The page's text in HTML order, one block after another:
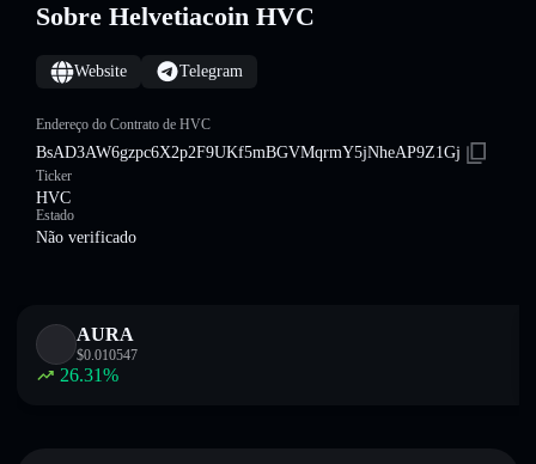
Sobre Helvetiacoin HVC
Website Telegram
Endereço do Contrato de HVC
BsAD3AW6gzpc6X2p2F9UKf5mBGVMqrmY5jNheAP9Z1Gj
Ticker
HVC
Estado
Não verificado
AURA
$0.010547
26.31%